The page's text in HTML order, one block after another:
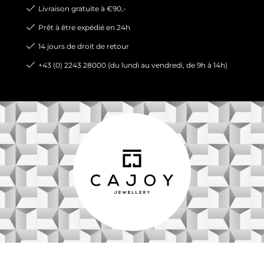
Livraison gratuite à €90,-
Prêt à être expédié en 24h
14 jours de droit de retour
+43 (0) 2243 28000 (du lundi au vendredi, de 9h à 14h)